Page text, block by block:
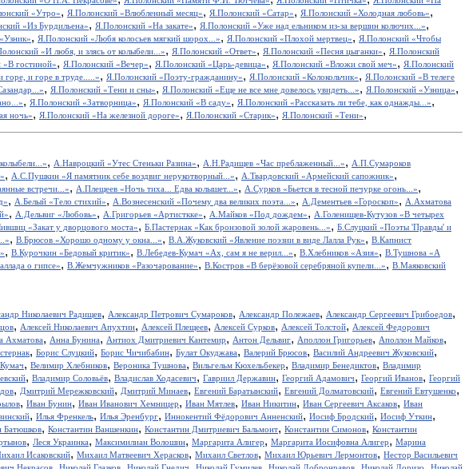
«Утро», Я.Полонский «Влюбленный месяц», Я.Полонский «Сатар», Я.Полонский «Холодная любовь»,
«Из Бурдильена», Я.Полонский «На закате», Я.Полонский «Уже над ельником из-за вершин колючих...»,
, Я.Полонский «Любя колосьев мягкий шорох...», Я.Полонский «Плохой мертвец», Я.Полонский «Чтобы
«И любя, и злясь от колыбели...», Я.Полонский «Ответ», Я.Полонский «Песня цыганки», Я.Полонский
«В гостиной», Я.Полонский «Вечер», Я.Полонский «Царь-девица», Я.Полонский «Вложи свой меч», Я.Полонский
горе, и горе в труде.....», Я.Полонский «Поэту-гражданину», Я.Полонский «Колокольчик», Я.Полонский «В телеге
, Я.Полонский «Тени и сны», Я.Полонский «Еще не все мне довелось увидеть...», Я.Полонский «Узница»,
, Я.Полонский «Затворница», Я.Полонский «В саду», Я.Полонский «Рассказать ли тебе, как однажды...»,
ночь», Я.Полонский «На железной дороге», Я.Полонский «Старик», Я.Полонский «Тени»,
, А.Навроцкий «Утес Cтеньки Разина», А.Н.Радищев «Час преблаженный...», А.П.Сумароков
, А.С.Пушкин «Я памятник себе воздвиг нерукотворный...», А.Твардовский «Армейский сапожник»,
встречи...», А.Плещеев «Ночь тиха... Едва колышет...», А.Сурков «Бьется в тесной печурке огонь...»,
, А.Белый «Тело стихий», А.Вознесенский «Почему два великих поэта...», А.Дементьев «Гороскоп», А.Ахматова
, А.Дельвиг «Любовь», А.Григорьев «Артисткке», А.Майков «Под дождем», А.Голенищев-Кутузов «В четырех
«Закат у дворцового моста», Б.Пастернак «Как бронзовой золой жаровень...», Б.Слуцкий «Поэты 'Правды' и
, В.Брюсов «Хорошо одному у окна...», В.А.Жуковский «Явление поэзии в виде Лалла Рук», В.Капнист
, В.Курочкин «Бедовый критик», В.Лебедев-Кумач «Ах, сам я не верил...», В.Хлебников «Азия», В.Тушнова «А
о гипсе», В.Жемчужников «Разочарование», В.Костров «В берёзовой серебряной купели...», В.Маяковский
Николаевич Радищев, Александр Петрович Сумароков, Александр Полежаев, Александр Сергеевич Грибоедов,
, Алексей Николаевич Апухтин, Алексей Плещеев, Алексей Сурков, Алексей Толстой, Алексей Федорович
Ахматова, Анна Бунина, Антиох Дмитриевич Кантемир, Антон Дельвиг, Аполлон Григорьев, Аполлон Майков,
, Борис Слуцкий, Борис Чичибабин, Булат Окуджава, Валерий Брюсов, Василий Андреевич Жуковский,
, Велимир Хлебников, Вероника Тушнова, Вильгельм Кюхельбекер, Владимир Бенедиктов, Владимир
, Владимир Соловьёв, Владислав Ходасевич, Гавриил Державин, Георгий Адамович, Георгий Иванов, Георгий
, Дмитрий Мережковский, Дмитрий Минаев, Евгений Баратынский, Евгений Долматовский, Евгений Евтушенко,
, Иван Бунин, Иван Иванович Хемницер, Иван Мятлев, Иван Никитин, Иван Сергеевич Аксаков, Иван
, Илья Френкель, Илья Эренбург, Иннокентий Фёдорович Анненский, Иосиф Бродский, Иосиф Уткин,
Батюшков, Константин Ваншенкин, Константин Дмитриевич Бальмонт, Константин Симонов, Константин
, Леся Украинка, Максимилиан Волошин, Маргарита Алигер, Маргарита Иосифовна Алигер, Марина
Исаковский, Михаил Матвеевич Херасков, Михаил Светлов, Михаил Юрьевич Лермонтов, Нестор Васильевич